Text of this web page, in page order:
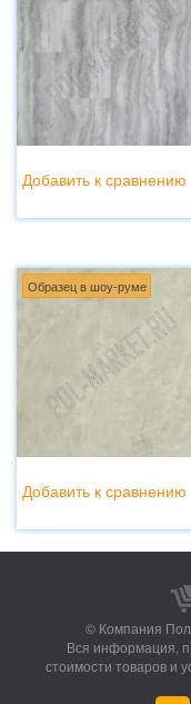
Добавить к сравнению
Образец в шоу-руме
Добавить к сравнению
© Компания
Вся информация,
стоимости товаров и